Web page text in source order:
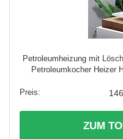
Petroleumheizung mit
Petroleumkocher Heizer
ZUM